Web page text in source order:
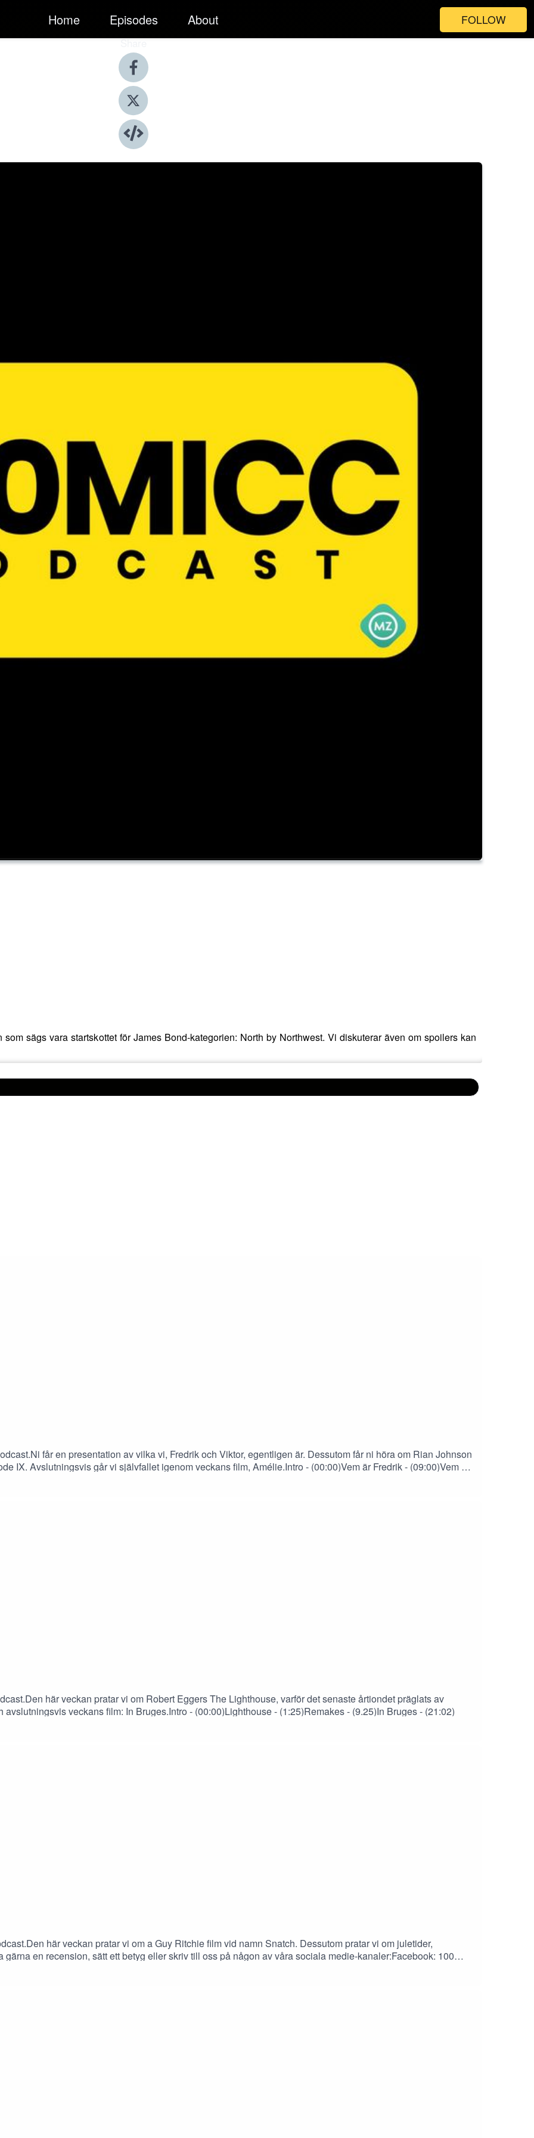
Home Episodes About FOLLOW
Share
sägs vara startskottet för James Bond-kategorien: North by Northwest. Vi diskuterar även om spoilers kan
får en presentation av vilka vi, Fredrik och Viktor, egentligen är. Dessutom får ni höra om Rian Johnson
IX. Avslutningsvis går vi självfallet igenom veckans film, Amélie.Intro - (00:00)Vem är Fredrik - (09:00)Vem är
- (50:55)
här veckan pratar vi om Robert Eggers The Lighthouse, varför det senaste årtiondet präglats av
veckans film: In Bruges.Intro - (00:00)Lighthouse - (1:25)Remakes - (9.25)In Bruges - (21:02)
här veckan pratar vi om a Guy Ritchie film vid namn Snatch. Dessutom pratar vi om juletider,
en recension, sätt ett betyg eller skriv till oss på någon av våra sociala medie-kanaler:Facebook: 100
|Intro - (00:00)The Leftover Score - (08:00)Snatch - (17:06)